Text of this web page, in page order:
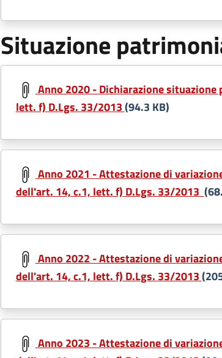
Situazione
Document
Anno 2020 - Dichiarazione
lett. f) D.Lgs. 33/2013(94.3 KB)
Document
Anno 2021 - Attestazione di
dell'art. 14, c.1, lett. f) D.Lgs. 33/2013
Document
Anno 2022 - Attestazione di
dell'art. 14, c.1, lett. f) D.Lgs. 33/2013
Document
Anno 2023 - Attestazione di